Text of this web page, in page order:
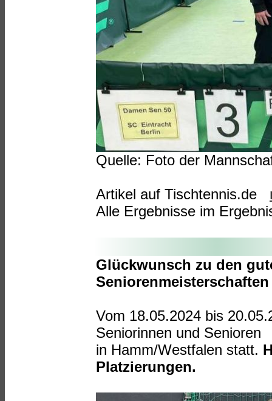
Quelle: Foto der
Artikel auf Tischtennis.de
Alle Ergebnisse im
Glückwunsch zu den
Seniorenmeisterschaften
Vom 18.05.2024 bis
Seniorinnen und Senioren
in Hamm/Westfalen statt.
Platzierungen.